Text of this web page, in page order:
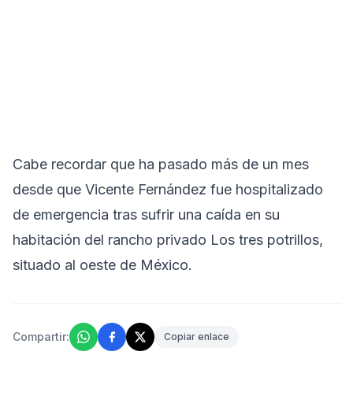
Cabe recordar que ha pasado más de un mes
desde que Vicente Fernández fue hospitalizado
de emergencia tras sufrir una caída en su
habitación del rancho privado Los tres potrillos,
situado al oeste de México.
Compartir: Copiar enlace